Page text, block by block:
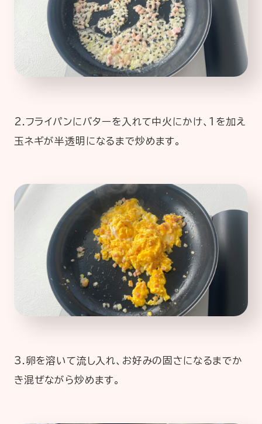
2.フライパンにバターを入れて中火にかけ、1を加え
玉ネギが半透明になるまで炒めます。
3.卵を溶いて流し入れ、お好みの固さになるまでか
き混ぜながら炒めます。